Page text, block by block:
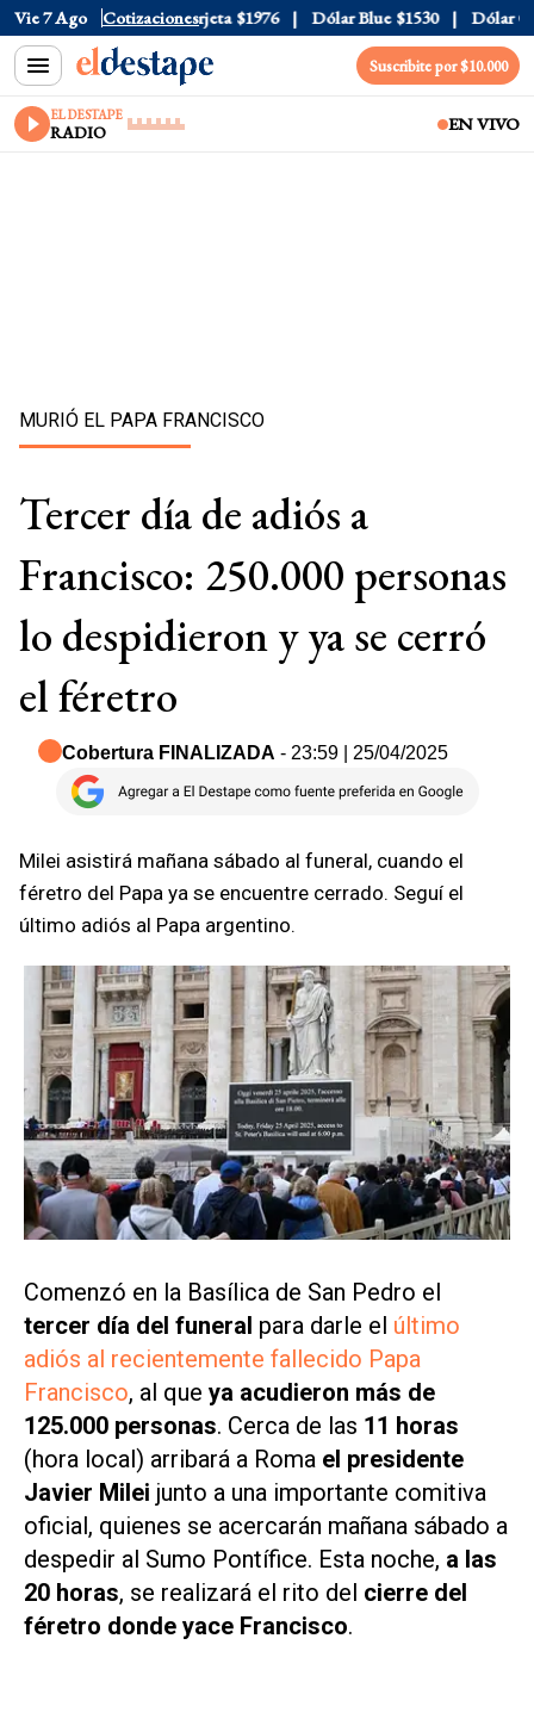
Vie 7 Ago Cotizaciones
$1520 Dólar Tarjeta $1976 Dólar Blue $1530 Dólar CCL
Suscribite por $10.000
EL DESTAPE
RADIO EN VIVO
MURIÓ EL PAPA FRANCISCO
Tercer día de adiós a
Francisco: 250.000 personas
lo despidieron y ya se cerró
el féretro
Cobertura FINALIZADA - 23:59 | 25/04/2025
Milei asistirá mañana sábado al funeral, cuando el
féretro del Papa ya se encuentre cerrado. Seguí el
último adiós al Papa argentino.
Comenzó en la Basílica de San Pedro el
tercer día del funeral para darle el último
adiós al recientemente fallecido Papa
Francisco, al que ya acudieron más de
125.000 personas. Cerca de las 11 horas
(hora local) arribará a Roma el presidente
Javier Milei junto a una importante comitiva
oficial, quienes se acercarán mañana sábado a
despedir al Sumo Pontífice. Esta noche, a las
20 horas, se realizará el rito del cierre del
féretro donde yace Francisco.